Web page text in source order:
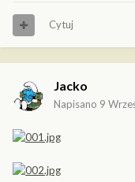
Cytuj
Jacko
Napisano 9